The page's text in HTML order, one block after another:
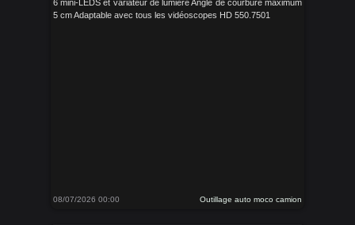
6 mini-LEDS et variateur de lumière Angle de courbure maximum
5 cm Adaptable avec tous les vidéoscopes HD 550.7501
08/07/2026 00:00 Outillage auto moco camion